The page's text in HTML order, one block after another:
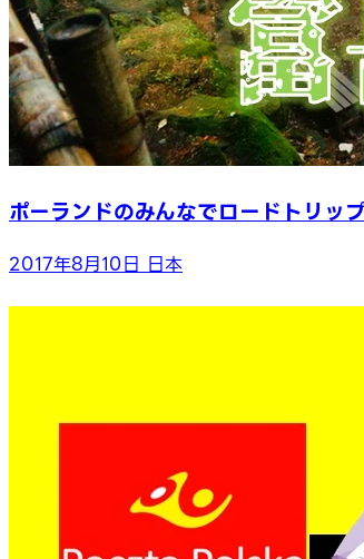
ポーランドのみんなでロードトリ
2017年8月10日 日本